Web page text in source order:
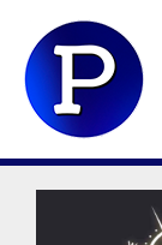
contenido